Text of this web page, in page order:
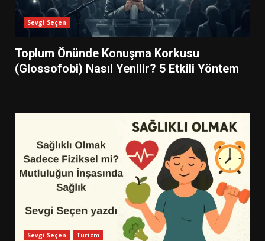
Sevgi Seçen
Toplum Önünde Konuşma Korkusu
(Glossofobi) Nasıl Yenilir? 5 Etkili Yöntem
Sevgi Seçen Turizm